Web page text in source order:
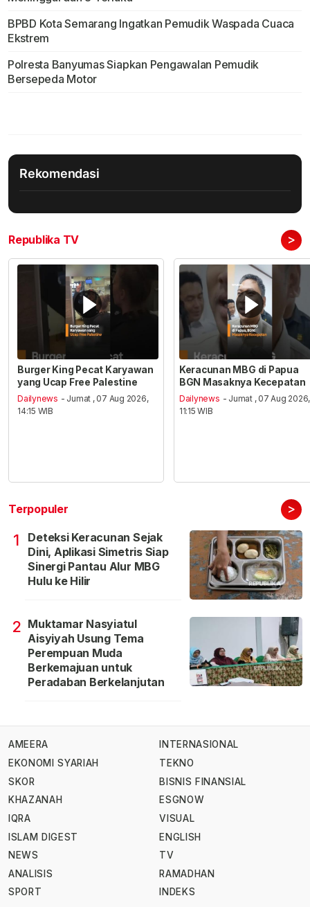
BPBD Kota Semarang Ingatkan Pemudik Waspada Cuaca
Ekstrem
Polresta Banyumas Siapkan Pengawalan Pemudik
Bersepeda Motor
Rekomendasi
Republika TV >
Burger King Pecat Karyawan
yang Ucap Free Palestine
Dailynews - Jumat , 07 Aug 2026,
14:15 WIB
Keracunan MBG di Papua
BGN Masaknya Kecepatan
Dailynews - Jumat , 07 Aug 2026,
11:15 WIB
Terpopuler >
1
Deteksi Keracunan Sejak
Dini, Aplikasi Simetris Siap
Sinergi Pantau Alur MBG
Hulu ke Hilir
2 Muktamar Nasyiatul
Aisyiyah Usung Tema
Perempuan Muda
Berkemajuan untuk
Peradaban Berkelanjutan
AMEERA
EKONOMI SYARIAH
SKOR
KHAZANAH
IQRA
ISLAM DIGEST
NEWS
ANALISIS
SPORT
INTERNASIONAL
TEKNO
BISNIS FINANSIAL
ESGNOW
VISUAL
ENGLISH
TV
RAMADHAN
INDEKS